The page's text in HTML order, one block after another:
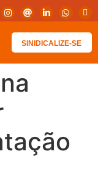
SINIDICALIZE-SE